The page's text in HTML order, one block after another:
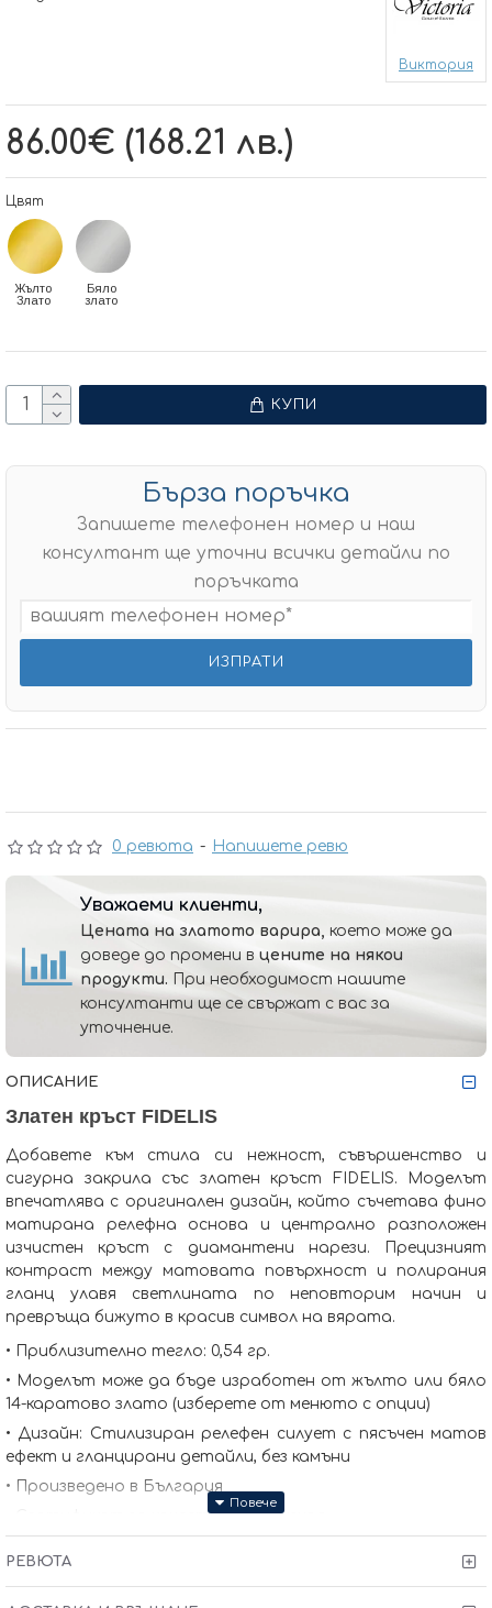
0 ревюта - Напишете ревю
86.00€ (168.21 лв.)
Виктория
Цвят
Жълто
Злато
Бяло
злато
КУПИ
Бърза поръчка
Запишете телефонен номер и наш
консултант ще уточни всички детайли по
поръчката
Уважаеми клиенти,
Цената на златото варира, което може да
доведе до промени в цените на някои
продукти. При необходимост нашите
консултанти ще се свържат с вас за
уточнение.
ОПИСАНИЕ
Златен кръст FIDELIS
Добавете към стила си нежност, съвършенство и
сигурна закрила със златен кръст FIDELIS. Моделът
впечатлява с оригинален дизайн, който съчетава фино
матирана релефна основа и централно разположен
изчистен кръст с диамантени нарези. Прецизният
контраст между матовата повърхност и полирания
гланц улавя светлината по неповторим начин и
превръща бижуто в красив символ на вярата.
• Приблизително тегло: 0,54 гр.
• Моделът може да бъде изработен от жълто или бяло
14-каратово злато (изберете от менюто с опции)
• Дизайн: Стилизиран релефен силует с пясъчен матов
ефект и гланцирани детайли, без камъни
• Произведено в България
• Сертификат за качество и произход
РЕВЮТА